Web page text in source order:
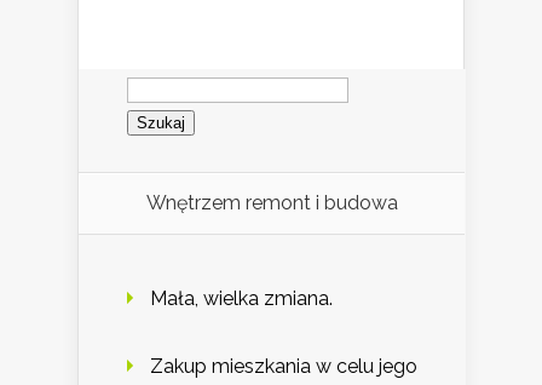
Szukaj:
Wnętrzem remont i budowa
Mała, wielka zmiana.
Zakup mieszkania w celu jego